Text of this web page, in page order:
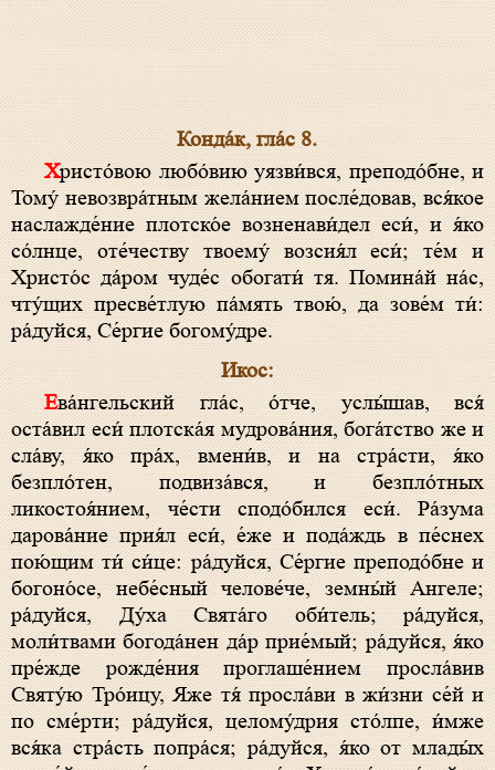
Конда́к, гла́с 8.
Христо́вою любо́вию уязви́вся, преподо́бне, и
Тому́ невозвра́тным жела́нием после́довав, вся́кое
наслажде́ние плотско́е возненави́дел еси́, и я́ко
со́лнце, оте́честву твоему́ возсия́л еси́; те́м и
Христо́с да́ром чуде́с обогати́ тя. Помина́й на́с,
чту́щих пресве́тлую па́мять твою́, да зове́м ти́:
ра́дуйся, Се́ргие богому́дре.
Икос:
Ева́нгельский гла́с, о́тче, услы́шав, вся́
оста́вил еси́ плотска́я мудрова́ния, бога́тство же и
сла́ву, я́ко пра́х, вмени́в, и на стра́сти, я́ко
безпло́тен, подвиза́вся, и безпло́тных
ликостоя́нием, че́сти сподо́бился еси́. Ра́зума
дарова́ние прия́л еси́, е́же и пода́ждь в пе́снех
пою́щим ти́ си́це: ра́дуйся, Се́ргие преподо́бне и
богоно́се, небе́сный челове́че, земны́й Ангеле;
ра́дуйся, Ду́ха Свята́го оби́тель; ра́дуйся,
моли́твами богода́нен да́р прие́мый; ра́дуйся, я́ко
пре́жде рожде́ния проглаше́нием просла́вив
Святу́ю Тро́ицу, Яже тя́ просла́ви в жи́зни се́й и
по сме́рти; ра́дуйся, целому́дрия сто́лпе, и́мже
вся́ка стра́сть попра́ся; ра́дуйся, я́ко от млады́х